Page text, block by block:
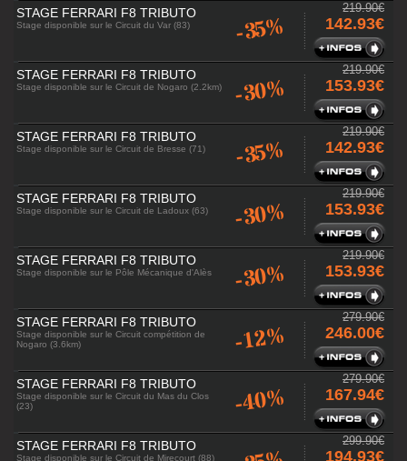
STAGE FERRARI F8 TRIBUTO
Stage disponible sur le Circuit du Var (83) -35%
219.90€
142.93€
STAGE FERRARI F8 TRIBUTO
Stage disponible sur le Circuit de Nogaro (2.2km) -30%
219.90€
153.93€
STAGE FERRARI F8 TRIBUTO
Stage disponible sur le Circuit de Bresse (71) -35%
219.90€
142.93€
STAGE FERRARI F8 TRIBUTO
Stage disponible sur le Circuit de Ladoux (63) -30%
219.90€
153.93€
STAGE FERRARI F8 TRIBUTO
Stage disponible sur le Pôle Mécanique d'Alès -30%
219.90€
153.93€
STAGE FERRARI F8 TRIBUTO
Stage disponible sur le Circuit compétition de
Nogaro (3.6km)
-12%
279.90€
246.00€
STAGE FERRARI F8 TRIBUTO
Stage disponible sur le Circuit du Mas du Clos
(23)
-40%
279.90€
167.94€
STAGE FERRARI F8 TRIBUTO
Stage disponible sur le Circuit de Mirecourt (88)
299.90€
194.93€